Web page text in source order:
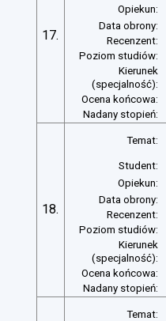
17.
Opiekun:
Data obrony:
Recenzent:
Poziom studiów:
Kierunek
(specjalność):
Ocena końcowa:
Nadany stopień:
18.
Temat:
Student:
Opiekun:
Data obrony:
Recenzent:
Poziom studiów:
Kierunek
(specjalność):
Ocena końcowa:
Nadany stopień:
Temat: